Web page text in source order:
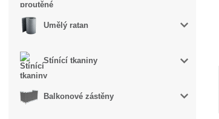
Umělý ratan
Stínící tkaniny
Balkonové zástěny